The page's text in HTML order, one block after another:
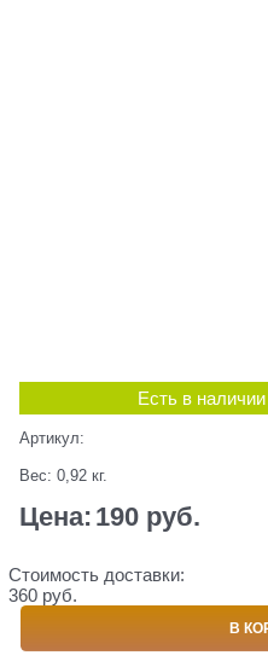
Есть в наличии
Артикул:
Вес: 0,92 кг.
Цена: 190 руб.
Стоимость доставки:
360 руб.
В